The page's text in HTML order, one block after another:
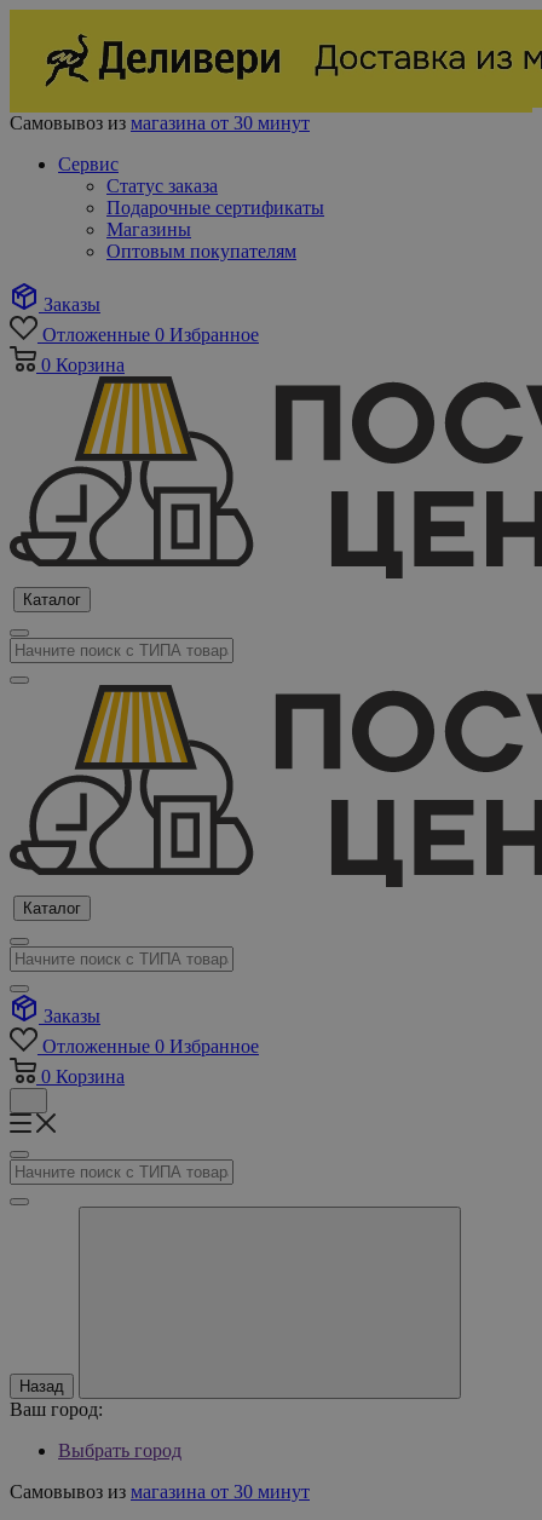
Самовывоз из магазина от 30 минут
Сервис
Статус заказа
Подарочные сертификаты
Магазины
Оптовым покупателям
Заказы
Отложенные 0 Избранное
0 Корзина
Каталог
Каталог
Заказы
Отложенные 0 Избранное
0 Корзина
Назад
Ваш город:
Выбрать город
Самовывоз из магазина от 30 минут